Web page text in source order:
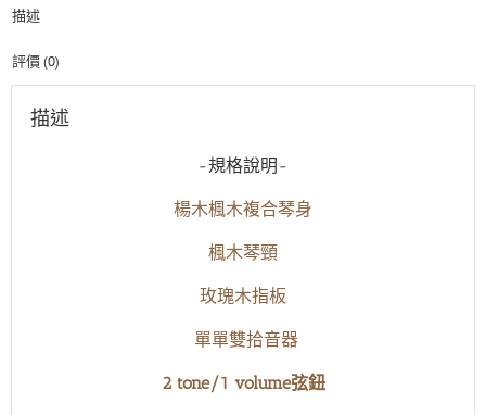
數
描述
評價 (0)
描述
-規格說明-
楊木楓木複合琴身
楓木琴頸
玫瑰木指板
單單雙拾音器
2 tone/1 volume弦鈕